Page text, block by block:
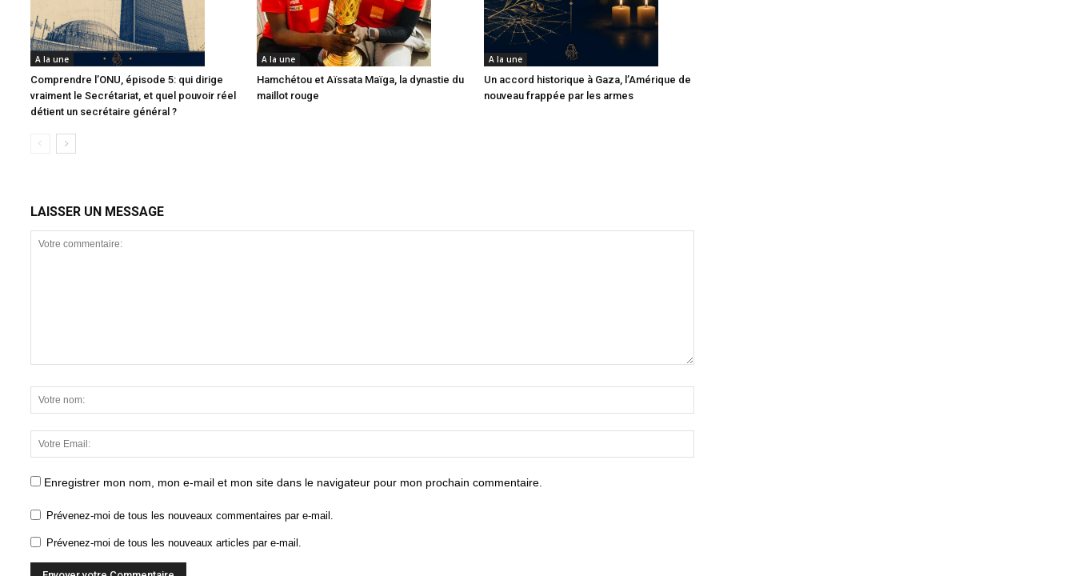
A la une
Comprendre l’ONU, épisode 5: qui dirige
vraiment le Secrétariat, et quel pouvoir réel
détient un secrétaire général ?
A la une
Hamchétou et Aïssata Maïga, la dynastie du
maillot rouge
A la une
Un accord historique à Gaza, l’Amérique de
nouveau frappée par les armes
LAISSER UN MESSAGE
Enregistrer mon nom, mon e-mail et mon site dans le navigateur pour mon prochain commentaire.
Prévenez-moi de tous les nouveaux commentaires par e-mail.
Prévenez-moi de tous les nouveaux articles par e-mail.